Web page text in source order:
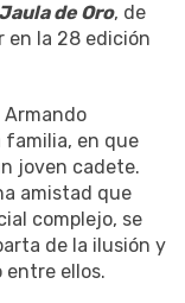
de Oro, de
en la 28 edición
en que
joven cadete.
amistad que
complejo, se
de la ilusión y
entre ellos.